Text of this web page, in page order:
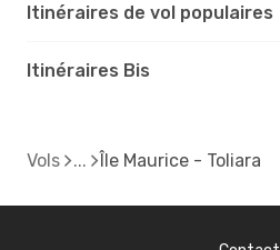
Itinéraires de vol populaires
Itinéraires Bis
Vols Île Maurice - Toliara